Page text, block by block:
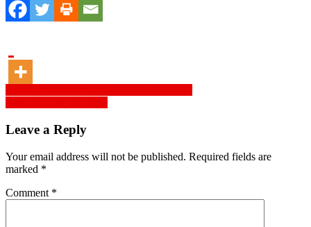
Post
navigation
Leave a Reply
Your email address will not be published. Required fields are
marked *
Comment *